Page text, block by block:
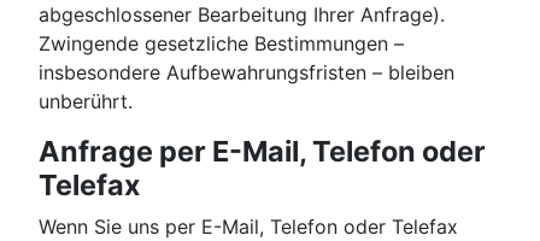
abgeschlossener Bearbeitung Ihrer Anfrage).
Zwingende gesetzliche Bestimmungen –
insbesondere Aufbewahrungsfristen – bleiben
unberührt.
Anfrage per E-Mail, Telefon oder
Telefax
Wenn Sie uns per E-Mail, Telefon oder Telefax